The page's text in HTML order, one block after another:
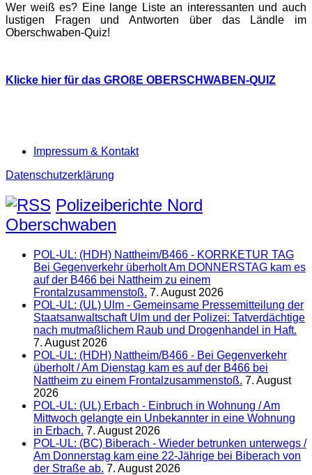
Wer weiß es? Eine lange Liste an interessanten und auch
lustigen Fragen und Antworten über das Ländle im
Oberschwaben-Quiz!
Klicke hier für das GROßE OBERSCHWABEN-QUIZ
Impressum & Kontakt
Datenschutzerklärung
Polizeiberichte Nord
Oberschwaben
POL-UL: (HDH) Nattheim/B466 - KORRKETUR TAG
Bei Gegenverkehr überholt Am DONNERSTAG kam es
auf der B466 bei Nattheim zu einem
Frontalzusammenstoß. 7. August 2026
POL-UL: (UL) Ulm - Gemeinsame Pressemitteilung der
Staatsanwaltschaft Ulm und der Polizei: Tatverdächtige
nach mutmaßlichem Raub und Drogenhandel in Haft.
7. August 2026
POL-UL: (HDH) Nattheim/B466 - Bei Gegenverkehr
überholt / Am Dienstag kam es auf der B466 bei
Nattheim zu einem Frontalzusammenstoß. 7. August
2026
POL-UL: (UL) Erbach - Einbruch in Wohnung / Am
Mittwoch gelangte ein Unbekannter in eine Wohnung
in Erbach. 7. August 2026
POL-UL: (BC) Biberach - Wieder betrunken unterwegs /
Am Donnerstag kam eine 22-Jährige bei Biberach von
der Straße ab. 7. August 2026